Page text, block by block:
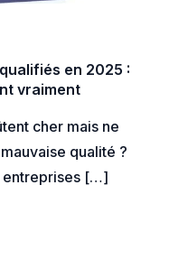
en 2025 :
vraiment
cher mais ne
qualité ?
entreprises […]